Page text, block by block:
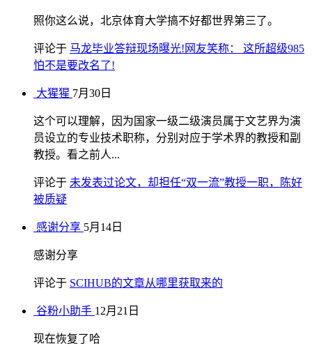
照你这么说，北京体育大学搞不好都世界第三了。
评论于 马龙毕业答辩现场曝光!网友笑称： 这所超级985
怕不是要改名了!
大猩猩 7月30日
这个可以理解，因为国家一级二级演员属于文艺界为演
员设立的专业技术职称，分别对应于学术界的教授和副
教授。看之前人...
评论于 未发表过论文，却担任“双一流”教授一职，陈好
被质疑
感谢分享 5月14日
感谢分享
评论于 SCIHUB的文章从哪里获取来的
谷粉小助手 12月21日
现在恢复了哈